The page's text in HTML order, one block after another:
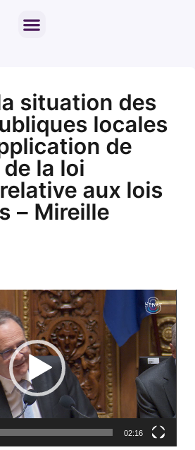
situation des
locales
de
la loi
aux lois
– Mireille
02:16